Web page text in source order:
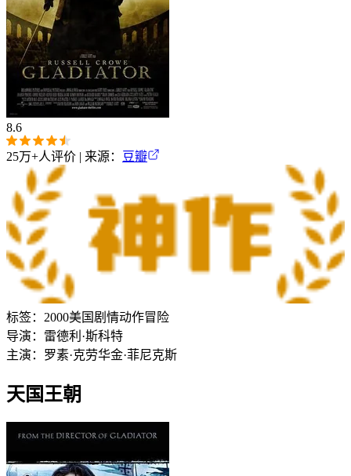
8.6
25万+人评价 | 来源： 豆瓣
标签： 2000美国 剧情动作冒险
导演： 雷德利·斯科特
主演： 罗素·克劳华金·菲尼克斯
天国王朝